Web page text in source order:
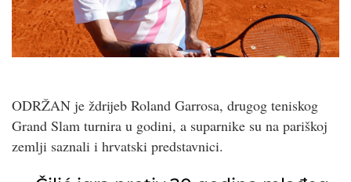
ODRŽAN je ždrijeb Roland Garrosa, drugog teniskog
Grand Slam turnira u godini, a suparnike su na pariškoj
zemlji saznali i hrvatski predstavnici.